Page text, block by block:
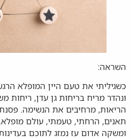
השראה:
כשגיליתי את טעם היין המופלא
ונהדר מריח בריחות גן עדן, ריחות
הריאות, מרחיבים את הנשימה.
תאנים, הרחתי, טעמתי, עולם מופלא.
ומשקה אדום עז נמזג לתוכם